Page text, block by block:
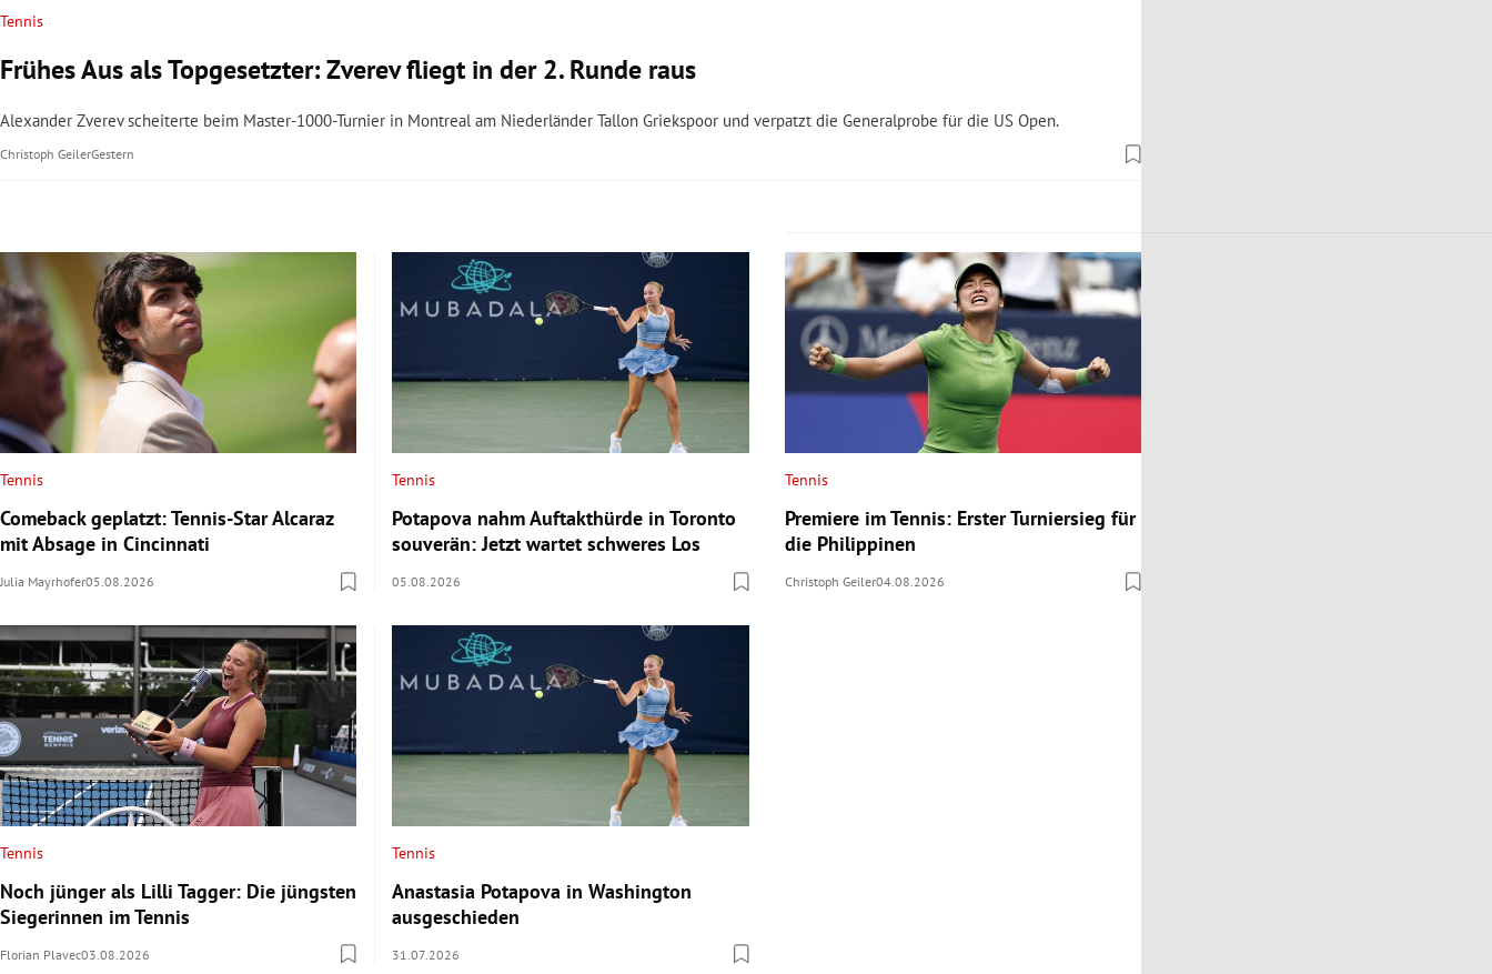
Tennis
Frühes Aus als Topgesetzter: Zverev fliegt in der 2. Runde raus
Alexander Zverev scheiterte beim Master-1000-Turnier in Montreal am Niederländer Tallon Griekspoor und verpatzt die Generalprobe für die US Open.
Christoph GeilerGestern
Tennis
Comeback geplatzt: Tennis-Star Alcaraz
mit Absage in Cincinnati
Julia Mayrhofer05.08.2026
Tennis
Potapova nahm Auftakthürde in Toronto
souverän: Jetzt wartet schweres Los
05.08.2026
Tennis
Premiere im Tennis: Erster Turniersieg für
die Philippinen
Christoph Geiler04.08.2026
Tennis
Noch jünger als Lilli Tagger: Die jüngsten
Siegerinnen im Tennis
Florian Plavec03.08.2026
Tennis
Anastasia Potapova in Washington
ausgeschieden
31.07.2026